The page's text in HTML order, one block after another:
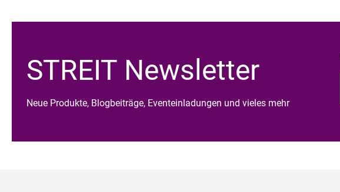
STREIT Newsletter
Neue Produkte, Blogbeiträge, Eventeinladungen und vieles mehr